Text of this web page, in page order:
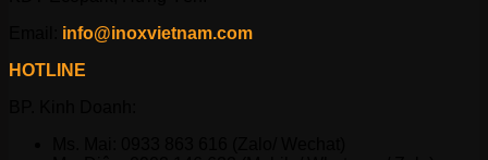
info@inoxvietnam.com
HOTLINE